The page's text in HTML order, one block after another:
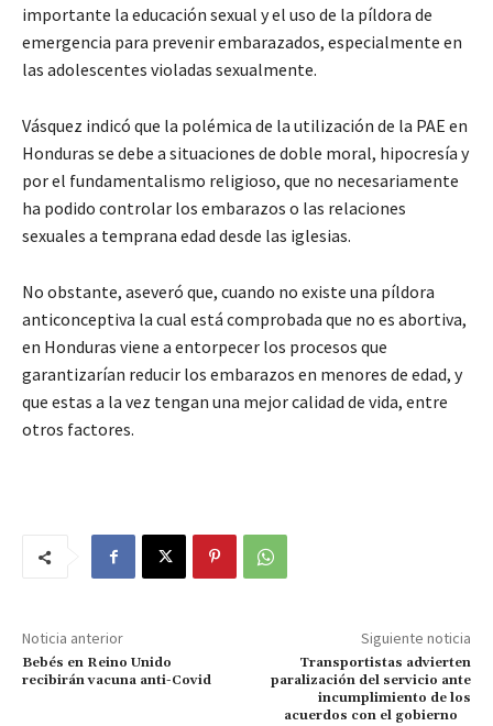
importante la educación sexual y el uso de la píldora de
emergencia para prevenir embarazados, especialmente en
las adolescentes violadas sexualmente.
Vásquez indicó que la polémica de la utilización de la PAE en
Honduras se debe a situaciones de doble moral, hipocresía y
por el fundamentalismo religioso, que no necesariamente
ha podido controlar los embarazos o las relaciones
sexuales a temprana edad desde las iglesias.
No obstante, aseveró que, cuando no existe una píldora
anticonceptiva la cual está comprobada que no es abortiva,
en Honduras viene a entorpecer los procesos que
garantizarían reducir los embarazos en menores de edad, y
que estas a la vez tengan una mejor calidad de vida, entre
otros factores.
Noticia anterior
Bebés en Reino Unido
recibirán vacuna anti-Covid
Siguiente noticia
Transportistas advierten
paralización del servicio ante
incumplimiento de los
acuerdos con el gobierno